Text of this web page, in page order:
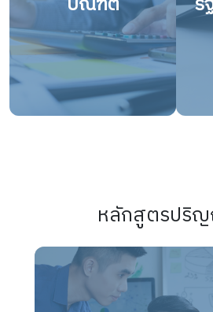
หลักสูตรปริ